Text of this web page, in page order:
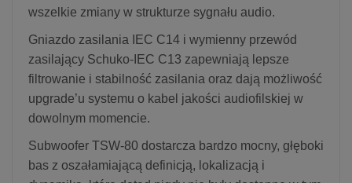
wszelkie zmiany w strukturze sygnału audio.
Gniazdo zasilania IEC C14 i wymienny przewód
zasilający Schuko-IEC C13 zapewniają lepsze
filtrowanie i stabilność zasilania oraz dają możliwość
upgrade’u systemu o kabel jakości audiofilskiej w
dowolnym momencie.
Subwoofer TSW-80 dostarcza bardzo mocny, głęboki
bas z oszałamiającą definicją, lokalizacją i